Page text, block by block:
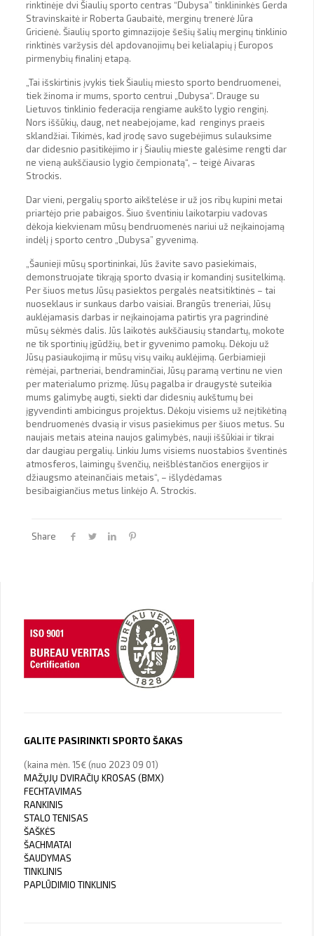
rinktinėje dvi Šiaulių sporto centras “Dubysa” tinklininkės Gerda
Stravinskaitė ir Roberta Gaubaitė, merginų trenerė Jūra
Gricienė. Šiaulių sporto gimnazijoje šešių šalių merginų tinklinio
rinktinės varžysis dėl apdovanojimų bei kelialapių į Europos
pirmenybių finalinį etapą.
„Tai išskirtinis įvykis tiek Šiaulių miesto sporto bendruomenei,
tiek žinoma ir mums, sporto centrui „Dubysa“. Drauge su
Lietuvos tinklinio federacija rengiame aukšto lygio renginį.
Nors iššūkių, daug, net neabejojame, kad renginys praeis
sklandžiai. Tikimės, kad įrodę savo sugebėjimus sulauksime
dar didesnio pasitikėjimo ir į Šiaulių mieste galėsime rengti dar
ne vieną aukščiausio lygio čempionatą“, – teigė Aivaras
Strockis.
Dar vieni, pergalių sporto aikštelėse ir už jos ribų kupini metai
priartėjo prie pabaigos. Šiuo šventiniu laikotarpiu vadovas
dėkoja kiekvienam mūsų bendruomenės nariui už neįkainojamą
indėlį į sporto centro „Dubysa” gyvenimą.
„Šaunieji mūsų sportininkai, Jūs žavite savo pasiekimais,
demonstruojate tikrąją sporto dvasią ir komandinį susitelkimą.
Per šiuos metus Jūsų pasiektos pergalės neatsitiktinės – tai
nuoseklaus ir sunkaus darbo vaisiai. Brangūs treneriai, Jūsų
auklėjamasis darbas ir neįkainojama patirtis yra pagrindinė
mūsų sėkmės dalis. Jūs laikotės aukščiausių standartų, mokote
ne tik sportinių įgūdžių, bet ir gyvenimo pamokų. Dėkoju už
Jūsų pasiaukojimą ir mūsų visų vaikų auklėjimą. Gerbiamieji
rėmėjai, partneriai, bendraminčiai, Jūsų paramą vertinu ne vien
per materialumo prizmę. Jūsų pagalba ir draugystė suteikia
mums galimybę augti, siekti dar didesnių aukštumų bei
įgyvendinti ambicingus projektus. Dėkoju visiems už neįtikėtiną
bendruomenės dvasią ir visus pasiekimus per šiuos metus. Su
naujais metais ateina naujos galimybės, nauji iššūkiai ir tikrai
dar daugiau pergalių. Linkiu Jums visiems nuostabios šventinės
atmosferos, laimingų švenčių, neišblėstančios energijos ir
džiaugsmo ateinančiais metais“, – išlydėdamas
besibaigiančius metus linkėjo A. Strockis.
Share
GALITE PASIRINKTI SPORTO ŠAKAS
(kaina mėn. 15€ (nuo 2023 09 01)
MAŽŲJŲ DVIRAČIŲ KROSAS (BMX)
FECHTAVIMAS
RANKINIS
STALO TENISAS
ŠAŠKĖS
ŠACHMATAI
ŠAUDYMAS
TINKLINIS
PAPLŪDIMIO TINKLINIS